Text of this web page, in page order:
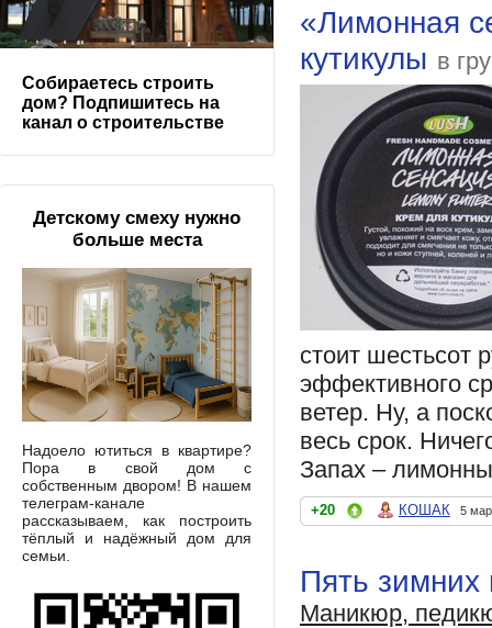
«Лимонная
кутикулы в
стоит шестьсот
эффективного
ветер. Ну, а
весь срок.
Запах –
+20 КОШАК 5
Пять зимних
Маникюр,
Собираетесь строить
дом? Подпишитесь на
канал о строительстве
Детскому смеху нужно
больше места
Надоело ютиться в квартире?
Пора в свой дом с
собственным двором! В нашем
телеграм-канале
рассказываем, как построить
тёплый и надёжный дом для
семьи.